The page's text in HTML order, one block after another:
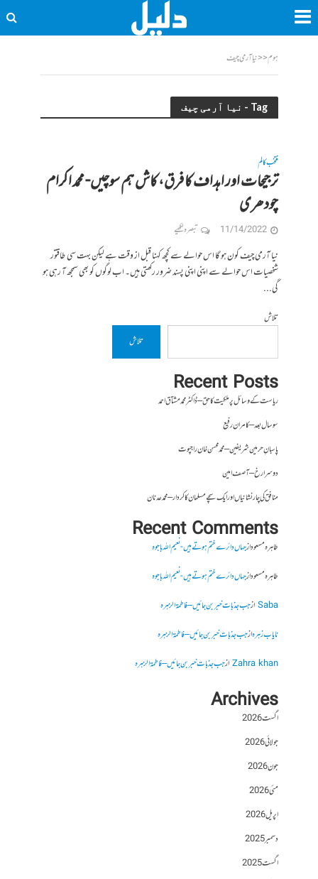
ہوم<<نیا آرمی چیف
Tag - نیا آرمی چیف
منتخب کالم
ترجیحات اور اہداف کا فرق، کاش ہم سوچیں- محمد اکرام
چودھری
11/14/2022 تبصرہ لکھیے
نیا آرمی چیف کون ہو گا اس حوالے سے کچھ کہنا قبل از وقت ہے لیکن بہت سی طاقتور
شخصیات اس حوالے سے اپنی اپنی پسند ضرور رکھتی ہیں۔ اب لوگوں کو بھی سمجھ آ رہی ہو
گی...
تلاش
تلاش
Recent Posts
ریاست کے وسائل پر ملکیت کا حق – ڈاکٹر محمد مشتاق احمد
سو سال بعد – کامران رفیع
پاسبانِ حرمین شریفین – محمد محسن خان راجپوت
دوسرا رخ – آصف امین
منافق کی چار نشانیاں اور ایک سچے مسلمان کا کردار – محمد عدنان
Recent Comments
طاہرہ مسعودازجہاں دائرے ختم ہوتے ہیں- نعیم اللہ باجوہ
طاہرہ مسعودازجہاں دائرے ختم ہوتے ہیں- نعیم اللہ باجوہ
Sabaازجب جذبات خبر بن جائیں – فاطمۃالزہرہ
نایاب زہرہازجب جذبات خبر بن جائیں – فاطمۃالزہرہ
Zahra khanازجب جذبات خبر بن جائیں – فاطمۃالزہرہ
Archives
اگست 2026
جولائی 2026
جون 2026
مئی 2026
اپریل 2026
دسمبر 2025
اگست 2025